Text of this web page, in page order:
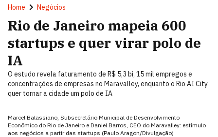
Home Negócios
Rio de Janeiro mapeia 600
startups e quer virar polo de
IA
O estudo revela faturamento de R$ 5,3 bi, 15 mil empregos e
concentrações de empresas no Maravalley, enquanto o Rio AI City
quer tornar a cidade um polo de IA
Marcel Balassiano, Subsecretário Municipal de Desenvolvimento
Econômico do Rio de Janeiro e Daniel Barros, CEO do Maravalley: estímulo
aos negócios a partir das startups (Paulo Aragon/Divulgação)